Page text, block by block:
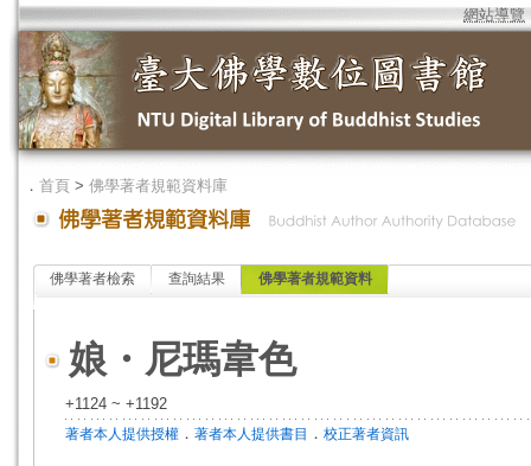
網站導覽
． 首頁 > 佛學著者規範資料庫
佛學著者檢索 查詢結果 佛學著者規範資料
娘・尼瑪韋色
+1124 ~ +1192
著者本人提供授權 ． 著者本人提供書目 ． 校正著者資訊